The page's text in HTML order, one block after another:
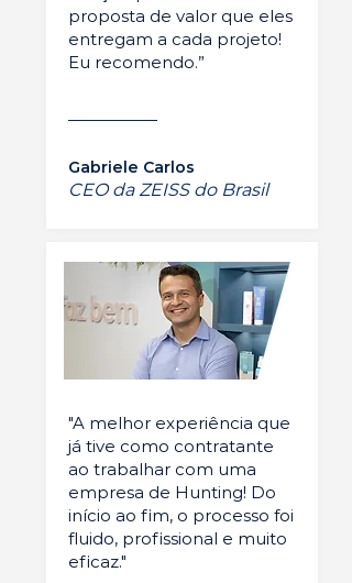
proposta de valor que eles
entregam a cada projeto!
Eu recomendo.”
Gabriele Carlos
CEO da ZEISS do Brasil
"A melhor experiência que
já tive como contratante
ao trabalhar com uma
empresa de Hunting! Do
início ao fim, o processo foi
fluido, profissional e muito
eficaz."